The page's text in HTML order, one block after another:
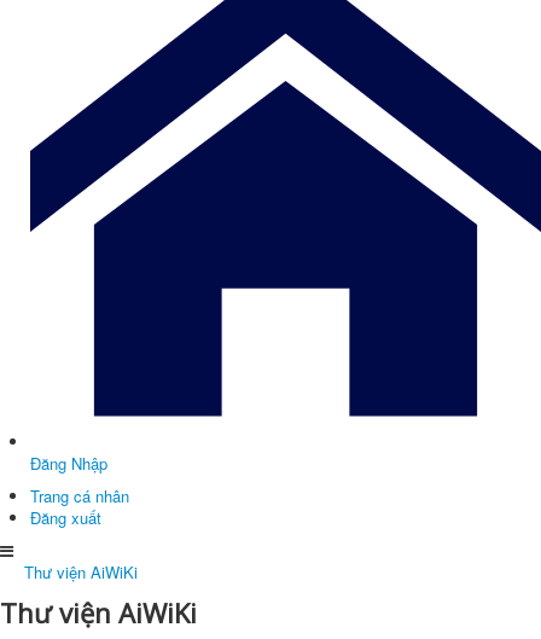
Đăng Nhập
Trang cá nhân
Đăng xuất
Thư viện AiWiKi
Thư viện AiWiKi